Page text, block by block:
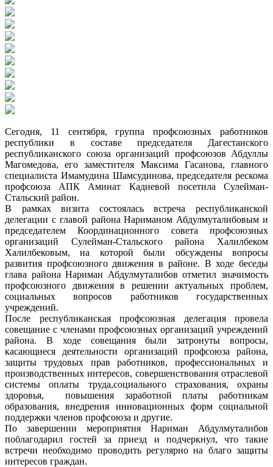
Сегодня, 11 сентября, группа профсоюзных работников
республики в составе председателя Дагестанского
республиканского союза организаций профсоюзов Абдуллы
Магомедова, его заместителя Максима Гасанова, главного
специалиста Имамудина Шамсудинова, председателя рескома
профсоюза АПК Аминат Кадиевой посетила Сулейман-
Стальский район.
В рамках визита состоялась встреча республиканской
делегации с главой района Нариманом Абдулмуталибовым и
председателем Координационного совета профсоюзных
организаций Сулейман-Стальского района Халилбеком
Халилбековым, на которой были обсуждены вопросы
развития профсоюзного движения в районе. В ходе беседы
глава района Нариман Абдулмуталибов отметил значимость
профсоюзного движения в решении актуальных проблем,
социальных вопросов работников государственных
учреждений.
После республиканская профсоюзная делегация провела
совещание с членами профсоюзных организаций учреждений
района. В ходе совещания были затронуты вопросы,
касающиеся деятельности организаций профсоюза района,
защиты трудовых прав работников, профессиональных и
производственных интересов, совершенствования отраслевой
системы оплаты труда,социального страхования, охраны
здоровья, повышения заработной платы работникам
образования, внедрения инновационных форм социальной
поддержки членов профсоюза и другие.
По завершении мероприятия Нариман Абдулмуталибов
поблагодарил гостей за приезд и подчеркнул, что такие
встречи необходимо проводить регулярно на благо защиты
интересов граждан.